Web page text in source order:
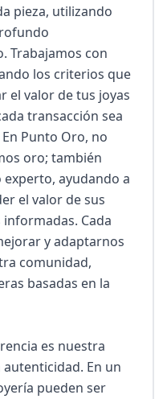
pieza, utilizando
Trabajamos con
los criterios que
el valor de tus joyas
transacción sea
Punto Oro, no
oro; también
ayudando a
el valor de sus
Cada
y adaptarnos
comunidad,
basadas en la
es nuestra
autenticidad. En un
pueden ser